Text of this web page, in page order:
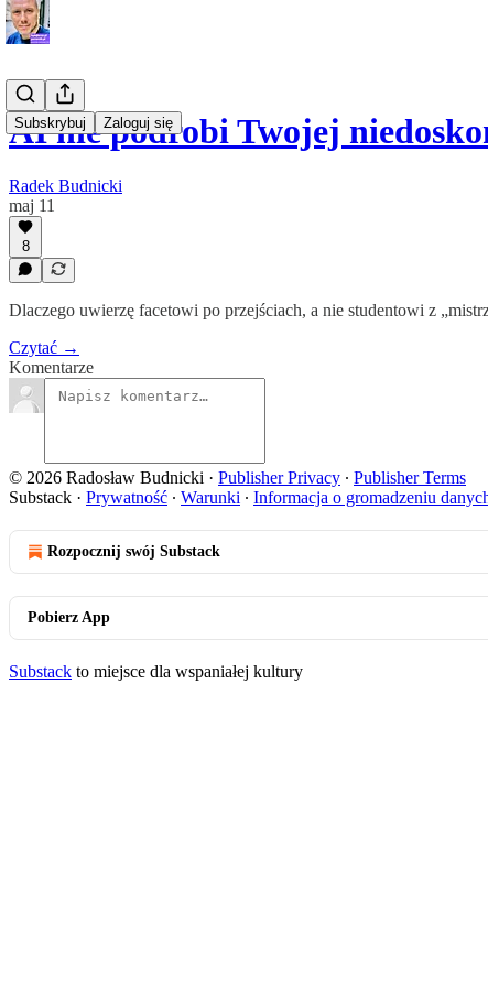
Subskrybuj Zaloguj się
AI nie podrobi Twojej
Radek Budnicki
maj 11
8
Dlaczego uwierzę facetowi po przejściach, a nie studentowi z
Czytać →
Komentarze
© 2026 Radosław Budnicki · Publisher Privacy ∙ Publisher Terms
Substack · Prywatność ∙ Warunki ∙ Informacja o gromadzeniu
Rozpocznij swój Substack
Pobierz App
Substack to miejsce dla wspaniałej kultury